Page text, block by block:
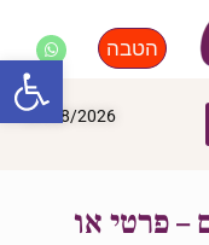
הטבה
09/08/2026
– פרטי או
פתח